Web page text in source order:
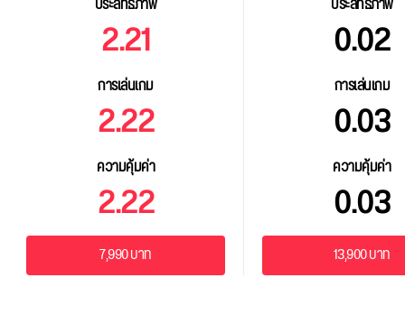
2.21
การเล่นเกม
2.22
ความคุ้มค่า
2.22
0.02
การเล่นเกม
0.03
ความคุ้มค่า
0.03
7,990 บาท 13,900 บาท